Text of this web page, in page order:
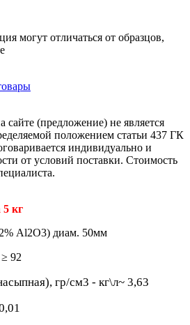
могут отличаться от образцов,
сайте (предложение) не является
положением статьи 437 ГК
индивидуально и
от условий поставки. Стоимость
кг
Al2O3) диам. 50мм
≥ 92
гр/см3 - кг\л~ 3,63